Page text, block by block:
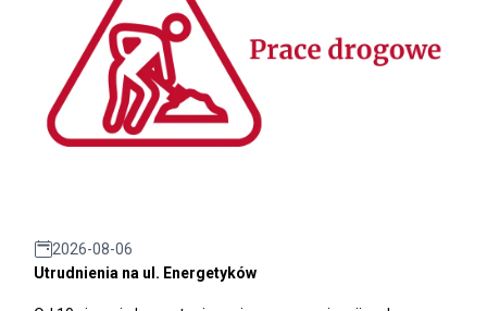
2026-08-06
Utrudnienia na ul. Energetyków